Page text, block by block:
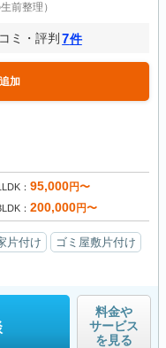
前整理）
ミ・評判 7件
加
95,000円〜
200,000円〜
片付け
ゴミ屋敷片付け
料金や
サービス
を見る